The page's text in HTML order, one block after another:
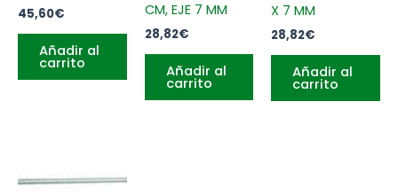
45,60€
Añadir al
carrito
CM, EJE 7 MM
28,82€
Añadir al
carrito
X 7 MM
28,82€
Añadir al
carrito